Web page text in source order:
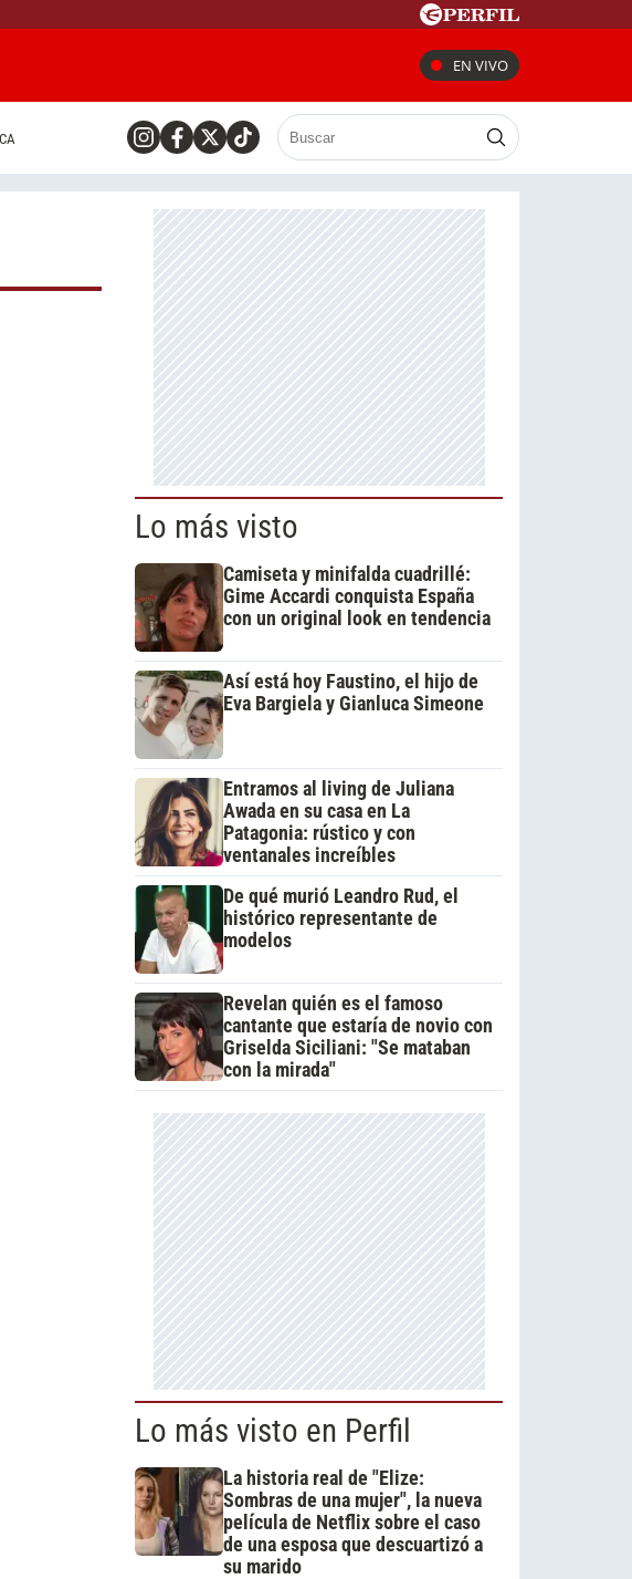
EN VIVO
Lo más visto
Camiseta y minifalda cuadrillé:
Gime Accardi conquista España
con un original look en tendencia
Así está hoy Faustino, el hijo de
Eva Bargiela y Gianluca Simeone
Entramos al living de Juliana
Awada en su casa en La
Patagonia: rústico y con
ventanales increíbles
De qué murió Leandro Rud, el
histórico representante de
modelos
Revelan quién es el famoso
cantante que estaría de novio con
Griselda Siciliani: "Se mataban
con la mirada"
Lo más visto en Perfil
La historia real de "Elize:
Sombras de una mujer", la nueva
película de Netflix sobre el caso
de una esposa que descuartizó a
su marido